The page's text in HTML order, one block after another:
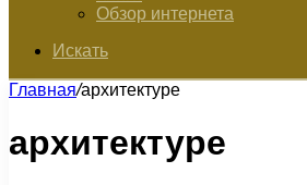
Обзор интернета
Искать
Главная/архитектуре
архитектуре